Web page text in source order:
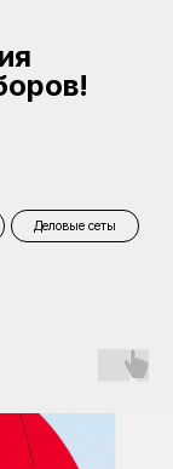
Деловые сеты